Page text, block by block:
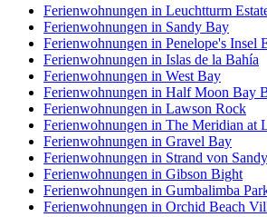
Ferienwohnungen in Leuchtturm
Ferienwohnungen in Sandy Bay
Ferienwohnungen in Penelope's Insel
Ferienwohnungen in Islas de la Bahía
Ferienwohnungen in West Bay
Ferienwohnungen in Half Moon Bay
Ferienwohnungen in Lawson Rock
Ferienwohnungen in The Meridian at
Ferienwohnungen in Gravel Bay
Ferienwohnungen in Strand von
Ferienwohnungen in Gibson Bight
Ferienwohnungen in Gumbalimba
Ferienwohnungen in Orchid Beach